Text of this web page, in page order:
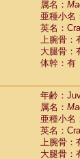
属名：
亜種小名
英名：
上腕骨：
大腿骨：
体幹：有
年齢：
属名：
亜種小名
英名：
上腕骨：
大腿骨：